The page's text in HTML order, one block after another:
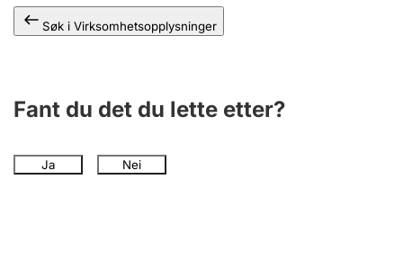
Søk i Virksomhetsopplysninger
Fant du det du lette etter?
Ja Nei